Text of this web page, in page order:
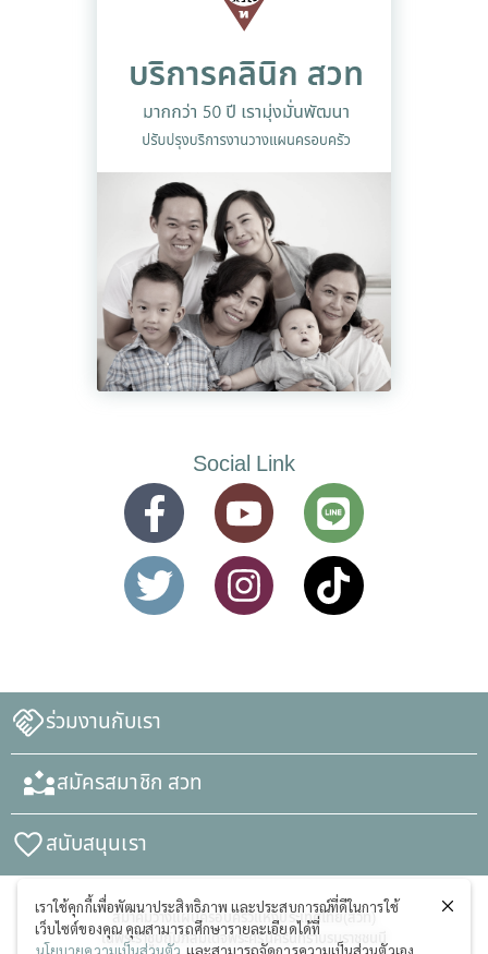
Social Link
ร่วมงานกับเรา
สมัครสมาชิก สวท
สนับสนุนเรา
สมาคมวางแผนครอบครัวแห่งประเทศไทย(สวท)
ในพระราชูปถัมภ์สมเด็จพระศรีนครินทราบรมราชชนนี
เราใช้คุกกี้เพื่อพัฒนาประสิทธิภาพ และประสบการณ์ที่ดีในการใช้
เว็บไซต์ของคุณ คุณสามารถศึกษารายละเอียดได้ที่
นโยบายความเป็นส่วนตัว และสามารถจัดการความเป็นส่วนตัวเอง